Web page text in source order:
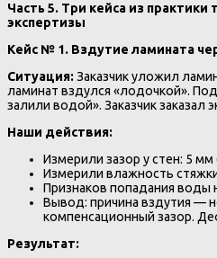
Часть 5. Три кейса из практики
экспертизы
Кейс № 1. Вздутие ламината
Ситуация:Заказчик уложил
ламинат вздулся «лодочкой».
залили водой». Заказчик заказал
Наши действия:
Измерили зазор у стен: 5
Измерили влажность
Признаков попадания воды
Вывод: причина вздутия —
компенсационный зазор.
Результат: